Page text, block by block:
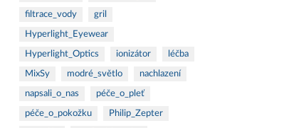
filtrace_vody gril
Hyperlight_Eyewear
Hyperlight_Optics ionizátor léčba
MixSy modré_světlo nachlazení
napsali_o_nas péče_o_pleť
péče_o_pokožku Philip_Zepter